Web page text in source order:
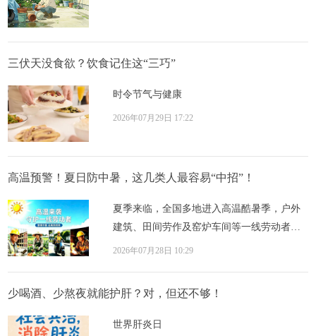
三伏天没食欲？饮食记住这“三巧”
时令节气与健康
2026年07月29日 17:22
高温预警！夏日防中暑，这几类人最容易“中招”！
夏季来临，全国多地进入高温酷暑季，户外
建筑、田间劳作及窑炉车间等一线劳动者面
临高温与劳动负荷双重考验。中暑绝非小
2026年07月28日 10:29
少喝酒、少熬夜就能护肝？对，但还不够！
世界肝炎日